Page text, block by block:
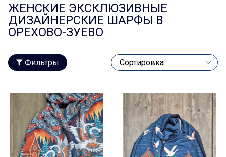
ЖЕНСКИЕ ЭКСКЛЮЗИВНЫЕ
ДИЗАЙНЕРСКИЕ ШАРФЫ В
ОРЕХОВО-ЗУЕВО
Фильтры